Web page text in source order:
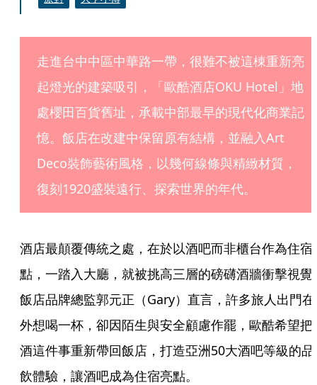
走進台中中區中華路一帶，很難不被這棟重新亮
起燈光的建築吸引，「歐酷酒店OKU Hotel」地
處櫻田百貨舊址，承載中部最早的現代化商業記
憶。飯店在改建中保留原有結構，並融入Art
Deco裝飾藝術風格，以幾何線條與精緻材質，
復刻1920盛裝遠行、探索世界的年代。
酒店最顛覆傳統之處，在於以酒吧而非櫃台作為住宿
點，一踏入大廳，就被挑高三層的磅礴酒牆衝擊視覺
飯店品牌總監郭元正（Gary）直言，許多旅人出門在
外想喝一杯，卻因陌生與安全顧慮作罷，歐酷希望把
酒這件事重新帶回飯店，打造亞洲50大酒吧等級的品
飲體驗，讓酒吧成為住宿亮點。